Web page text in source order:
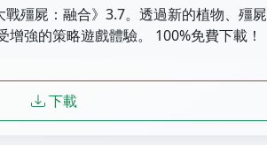
戰殭屍：融合》3.7。透過新的植物、殭屍
強的策略遊戲體驗。 100%免費下載！
下載